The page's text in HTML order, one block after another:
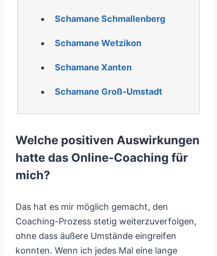
Schamane Schmallenberg
Schamane Wetzikon
Schamane Xanten
Schamane Groß-Umstadt
Welche positiven Auswirkungen
hatte das Online-Coaching für
mich?
Das hat es mir möglich gemacht, den
Coaching-Prozess stetig weiterzuverfolgen,
ohne dass äußere Umstände eingreifen
konnten. Wenn ich jedes Mal eine lange